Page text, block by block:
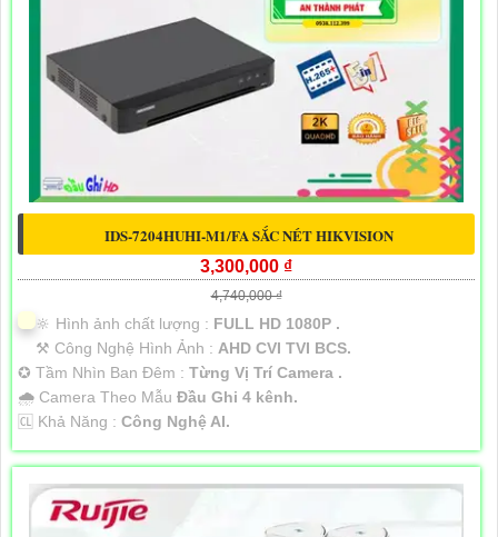
IDS-7204HUHI-M1/FA SẮC NÉT HIKVISION
3,300,000 ₫
4,740,000 ₫
🔆 Hình ảnh chất lượng : FULL HD 1080P .
⚒ Công Nghệ Hình Ảnh : AHD CVI TVI BCS.
✪ Tầm Nhìn Ban Đêm : Từng Vị Trí Camera .
🌧️ Camera Theo Mẫu Đầu Ghi 4 kênh.
️🆑 Khả Năng : Công Nghệ AI.